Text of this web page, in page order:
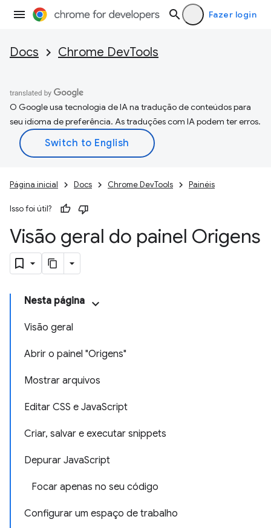
Fazer login
Docs Chrome DevTools
O Google usa tecnologia de IA na tradução de conteúdos para
seu idioma de preferência. As traduções com IA podem ter erros.
Página inicial Docs Chrome DevTools Painéis
Isso foi útil?
Visão geral do painel Origens
Nesta página
Visão geral
Abrir o painel "Origens"
Mostrar arquivos
Editar CSS e JavaScript
Criar, salvar e executar snippets
Depurar JavaScript
Focar apenas no seu código
Configurar um espaço de trabalho